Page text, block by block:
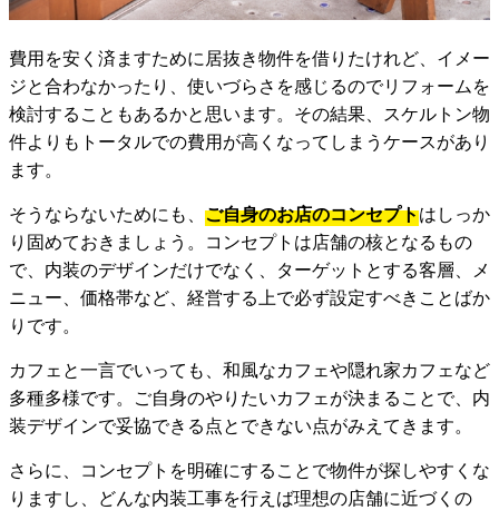
費用を安く済ますために居抜き物件を借りたけれど、イメー
ジと合わなかったり、使いづらさを感じるのでリフォームを
検討することもあるかと思います。その結果、スケルトン物
件よりもトータルでの費用が高くなってしまうケースがあり
ます。
そうならないためにも、 ご自身のお店のコンセプトはしっか
り固めておきましょう。コンセプトは店舗の核となるもの
で、内装のデザインだけでなく、ターゲットとする客層、メ
ニュー、価格帯など、経営する上で必ず設定すべきことばか
りです。
カフェと一言でいっても、和風なカフェや隠れ家カフェなど
多種多様です。ご自身のやりたいカフェが決まることで、内
装デザインで妥協できる点とできない点がみえてきます。
さらに、コンセプトを明確にすることで物件が探しやすくな
りますし、どんな内装工事を行えば理想の店舗に近づくの